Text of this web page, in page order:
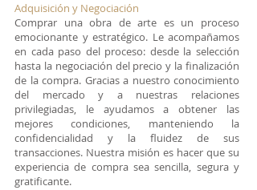
Adquisición y Negociación
Comprar una obra de arte es un proceso
emocionante y estratégico. Le acompañamos
en cada paso del proceso: desde la selección
hasta la negociación del precio y la finalización
de la compra. Gracias a nuestro conocimiento
del mercado y a nuestras relaciones
privilegiadas, le ayudamos a obtener las
mejores condiciones, manteniendo la
confidencialidad y la fluidez de sus
transacciones. Nuestra misión es hacer que su
experiencia de compra sea sencilla, segura y
gratificante.